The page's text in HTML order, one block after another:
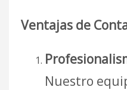
Ventajas de
Nuestro